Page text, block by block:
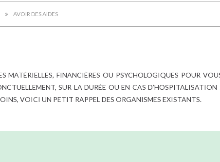
AVOIR DES AIDES
MATÉRIELLES, FINANCIÈRES OU PSYCHOLOGIQUES POUR
SUR LA DURÉE OU EN CAS
VOICI UN PETIT RAPPEL DES ORGANISMES EXISTANTS.